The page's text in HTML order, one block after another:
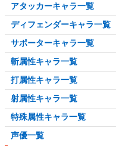
アタッカーキャラ一覧
ディフェンダーキャラ一覧
サポーターキャラ一覧
斬属性キャラ一覧
打属性キャラ一覧
射属性キャラ一覧
特殊属性キャラ一覧
声優一覧